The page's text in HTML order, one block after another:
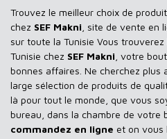
Trouvez le meilleur choix de
chez SEF Makni , site de vente en
sur toute la Tunisie Vous
Tunisie chez SEF Makni , votre
bonnes affaires. Ne cherchez plus
large sélection de produits de
là pour tout le monde, que vous
bureau, dans la chambre de votre
commandez en ligne et on vous